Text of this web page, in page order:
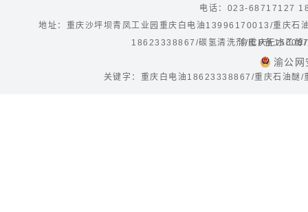
电话：023-68717127
地址：重庆沙坪坝青凤工业园重庆白电油13996170013/重庆石
18623338867/碳氢清洗剂/重庆无水乙醇
渝ICP备
渝公
关键字：重庆白电油18623338867/重庆石油醚/